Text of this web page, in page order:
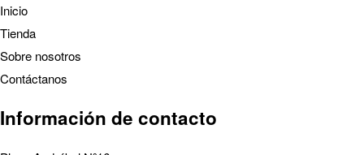
Inicio
Tienda
Sobre nosotros
Contáctanos
Información de contacto